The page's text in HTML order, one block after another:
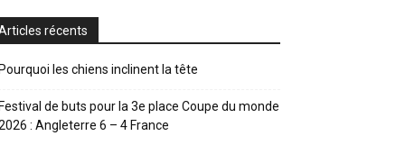
récents
les chiens inclinent la tête
de buts pour la 3e place Coupe du monde
: Angleterre 6 – 4 France